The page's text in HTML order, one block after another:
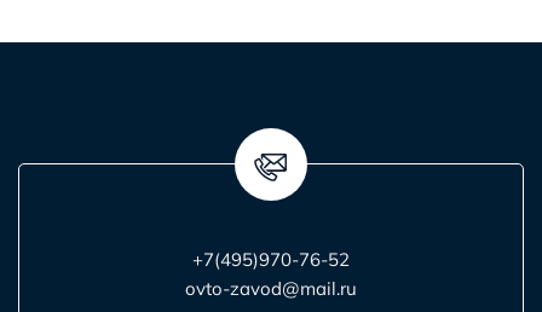
+7(495)970-76-52
ovto-zavod@mail.ru